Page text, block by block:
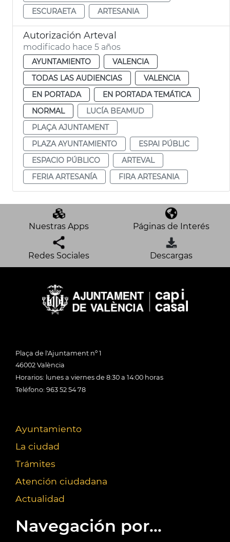
ESCURAETA
ARTESANIA
Autorización Arteval
modificado hace 5 años
AYUNTAMIENTO
VALENCIA
TODAS LAS AUDIENCIAS
VALENCIA
EN PORTADA
EN PORTADA TEMÁTICA
NORMAL
LUCÍA BEAMUD
PLAÇA AJUNTAMENT
PLAZA AYUNTAMIENTO
ESPAI PÚBLIC
ESPACIO PÚBLICO
ARTEVAL
FERIA ARTESANÍA
FIRA ARTESANIA
Nuestras Apps Páginas de Interés
Redes Sociales Descargas
Plaça de l'Ajuntament nº 1
46002 València
Horarios: lunes a viernes de 8:30 a 14:00 horas
Teléfono: 963 52 54 78
Ayuntamiento
La ciudad
Trámites
Atención ciudadana
Actualidad
Navegación por...